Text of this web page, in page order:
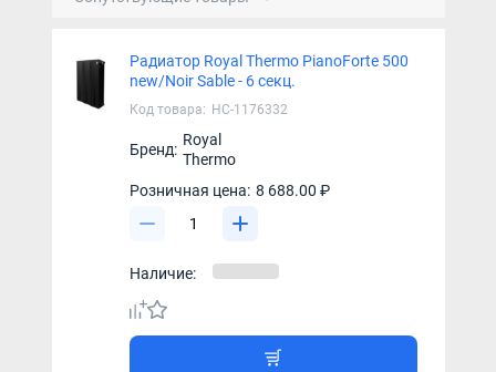
Радиатор Royal Thermo PianoForte 500
new/Noir Sable - 6 секц.
Код товара: НС-1176332
Бренд:
Royal
Thermo
Розничная цена: 8 688.00 ₽
Наличие: